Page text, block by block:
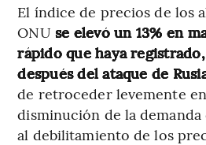
El índice de precios de los
ONU se elevó un 13% en
rápido que haya
después del ataque de
de retroceder levemente
disminución de la
al debilitamiento de los